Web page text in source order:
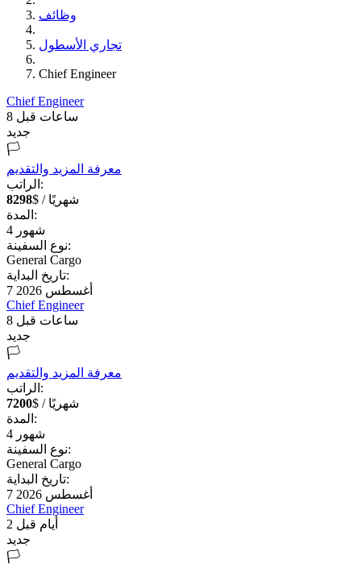
وظائف
تجاري الأسطول
Chief Engineer
Chief Engineer
8 ساعات قبل
جديد
🏳️
معرفة المزيد والتقديم
الراتب:
8298
$ / شهريًا
المدة:
4 شهور
نوع السفينة:
General Cargo
تاريخ البداية:
7 أغسطس 2026
Chief Engineer
8 ساعات قبل
جديد
🏳️
معرفة المزيد والتقديم
الراتب:
7200
$ / شهريًا
المدة:
4 شهور
نوع السفينة:
General Cargo
تاريخ البداية:
7 أغسطس 2026
Chief Engineer
2 أيام قبل
جديد
🏳️